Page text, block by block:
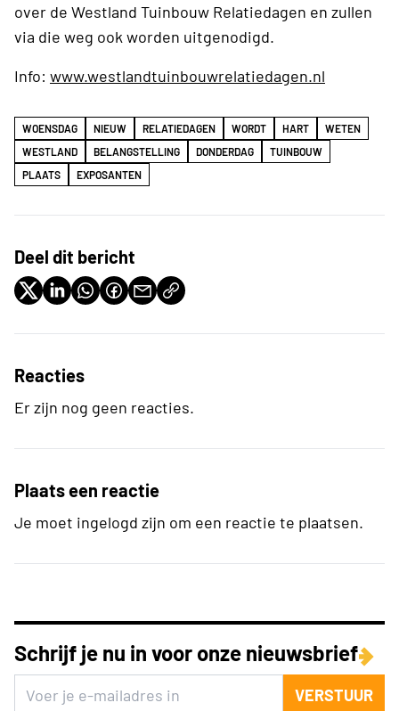
over de Westland Tuinbouw Relatiedagen en zullen
via die weg ook worden uitgenodigd.
Info: www.westlandtuinbouwrelatiedagen.nl
WOENSDAG NIEUW RELATIEDAGEN WORDT HART
WETEN
WESTLAND
BELANGSTELLING DONDERDAG
TUINBOUW
PLAATS
EXPOSANTEN
Deel dit bericht
Reacties
Er zijn nog geen reacties.
Plaats een reactie
Je moet ingelogd zijn om een reactie te plaatsen.
Schrijf je nu in voor onze nieuwsbrief
VERSTUUR